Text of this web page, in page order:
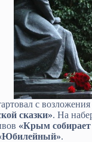
с
сказки». На
«Крым собирает
.